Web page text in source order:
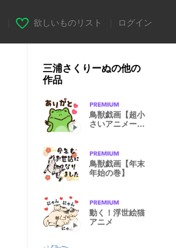
欲しいものリスト ログイン
三浦さくりーぬの他の
作品
鳥獣戯画【超小
さいアニメーシ
鳥獣戯画【年末
年始の巻】
動く！浮世絵猫
アニメ